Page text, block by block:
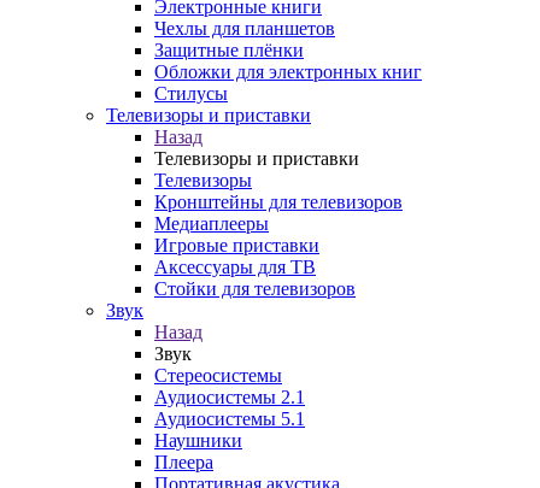
Электронные книги
Чехлы для планшетов
Защитные плёнки
Обложки для электронных книг
Стилусы
Телевизоры и приставки
Назад
Телевизоры и приставки
Телевизоры
Кронштейны для телевизоров
Медиаплееры
Игровые приставки
Аксессуары для ТВ
Стойки для телевизоров
Звук
Назад
Звук
Стереосистемы
Аудиосистемы 2.1
Аудиосистемы 5.1
Наушники
Плеера
Портативная акустика